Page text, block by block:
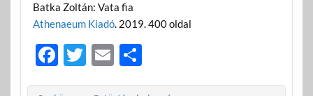
Batka Zoltán: Vata fia
Athenaeum Kiadó. 2019. 400 oldal
F T E O